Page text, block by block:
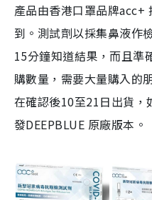
產品由香港口罩品牌acc+
到。測試劑以採集鼻液作
15分鐘知道結果，而且準
購數量，需要大量購入的
在確認後10至21日出貨
發DEEPBLUE 原廠版本。